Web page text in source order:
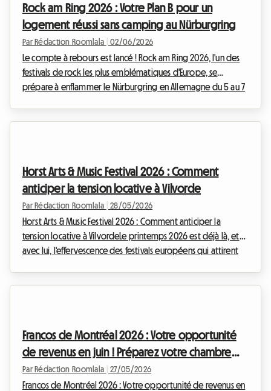
de vivre cette...
Rock am Ring 2026 : Votre Plan B pour un
logement réussi sans camping au Nürburgring
Par Rédaction Roomlala 02/06/2026
Le compte à rebours est lancé ! Rock am Ring 2026, l'un des
festivals de rock les plus emblématiques d'Europe, se
prépare à enflammer le Nürburgring en Allemagne du 5 au 7
que trouver un hébergement peut vite devenir un...
Horst Arts & Music Festival 2026 : Comment
anticiper la tension locative à Vilvorde
Par Rédaction Roomlala 28/05/2026
Horst Arts & Music Festival 2026 : Comment anticiper la
tension locative à VilvordeLe printemps 2026 est déjà là, et
avec lui, l'effervescence des festivals européens qui attirent
l'architecture. Du 9 au ...
Francos de Montréal 2026 : Votre opportunité
de revenus en juin ! Préparez votre chambre
avec Roomlala
Par Rédaction Roomlala 27/05/2026
Francos de Montréal 2026 : Votre opportunité de revenus en